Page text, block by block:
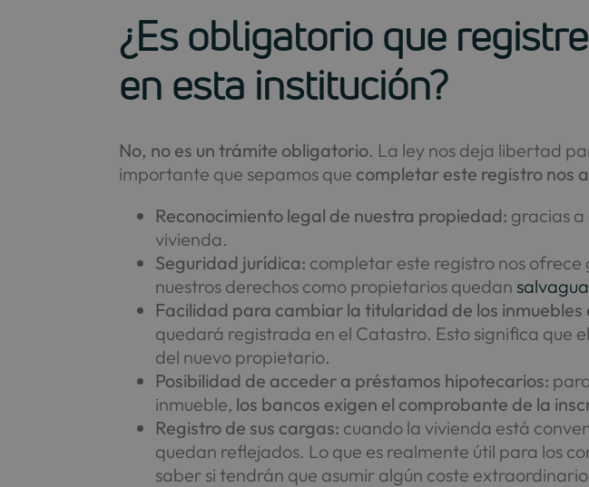
¿Es obligatorio que
en esta institución?
No, no es un trámite obligatorio. La ley nos deja libertad
importante que sepamos que completar este registro nos
Reconocimiento legal de nuestra propiedad: gracias a
vivienda.
Seguridad jurídica: completar este registro nos
nuestros derechos como propietarios quedan
Facilidad para cambiar la titularidad de los inmuebles
quedará registrada en el Catastro. Esto significa que el
del nuevo propietario.
Posibilidad de acceder a préstamos hipotecarios:
inmueble, los bancos exigen el comprobante de la
Registro de sus cargas: cuando la vivienda está
quedan reflejados. Lo que es realmente útil para los
saber si tendrán que asumir algún coste